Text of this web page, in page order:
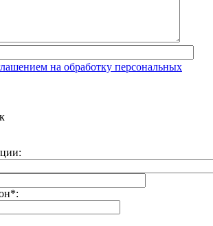
на обработку персональных